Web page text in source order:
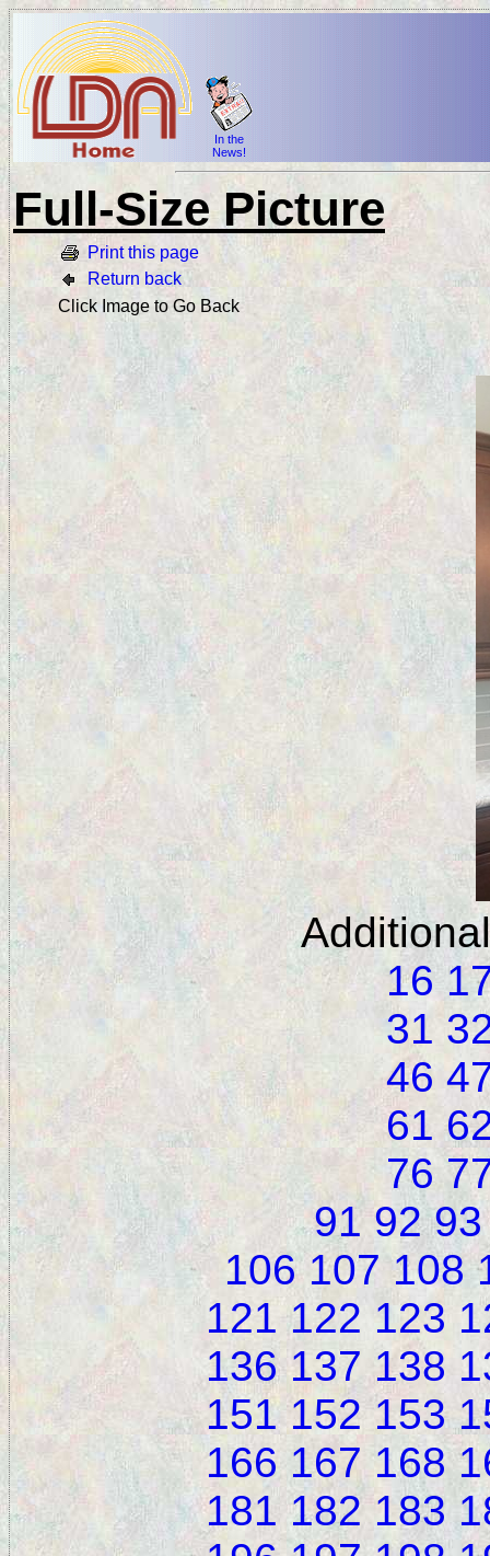
In the
News!
Full-Size Picture
Print this page
Return back
Click Image to Go Back
16
31
46
61
76
91 92 93
106 107 108
121 122 123
136 137 138
151 152 153
166 167 168
181 182 183